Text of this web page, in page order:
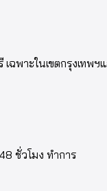
เฉพาะในเขตกรุงเทพ
ชั่วโมง ทำการ